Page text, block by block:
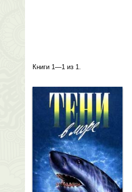
Книги 1—1 из 1.